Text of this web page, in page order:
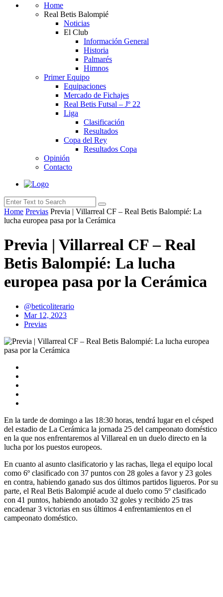
Home
Real Betis Balompié
Noticias
El Club
Información General
Historia
Palmarés
Himnos
Primer Equipo
Equipaciones
Mercado de Fichajes
Real Betis Futsal – Jº 22
Liga
Clasificación
Resultados
Copa del Rey
Resultados Copa
Opinión
Contacto
Home Previas Previa | Villarreal CF – Real Betis Balompié: La
lucha europea pasa por la Cerámica
Previa | Villarreal CF – Real
Betis Balompié: La lucha
europea pasa por la Cerámica
@beticoliterario
Mar 12, 2023
Previas
En la tarde de domingo a las 18:30 horas, tendrá lugar en el césped
del estadio de La Cerámica la jornada 25 del campeonato doméstico
en la que nos enfrentaremos al Villareal en un duelo directo en la
lucha por los puestos europeos.
En cuanto al asunto clasificatorio y las rachas, llega el equipo local
como 6º clasificado con 37 puntos con 28 goles a favor y 23 goles
en contra, habiendo ganado sus dos últimos partidos ligueros. Por su
parte, el Real Betis Balompié acude al duelo como 5º clasificado
con 41 puntos, habiendo anotado 32 goles y recibido 25 tras
encadenar 3 victorias en sus últimos 4 enfrentamientos en el
campeonato doméstico.